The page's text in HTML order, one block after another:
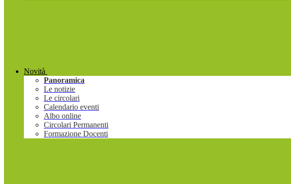
Novità
Panoramica
Le notizie
Le circolari
Calendario eventi
Albo online
Circolari Permanenti
Formazione Docenti